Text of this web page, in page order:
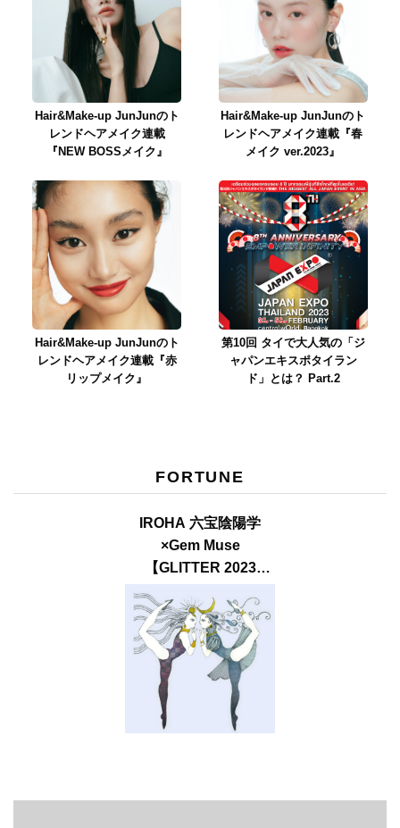
Hair&Make-up JunJunのト
レンドヘアメイク連載
『NEW BOSSメイク』
Hair&Make-up JunJunのト
レンドヘアメイク連載『春
メイク ver.2023』
Hair&Make-up JunJunのト
レンドヘアメイク連載『赤
リップメイク』
第10回 タイで大人気の「ジ
ャパンエキスポタイラン
ド」とは？ Part.2
FORTUNE
IROHA 六宝陰陽学
×Gem Muse
【GLITTER 2023
SUMMER issue】